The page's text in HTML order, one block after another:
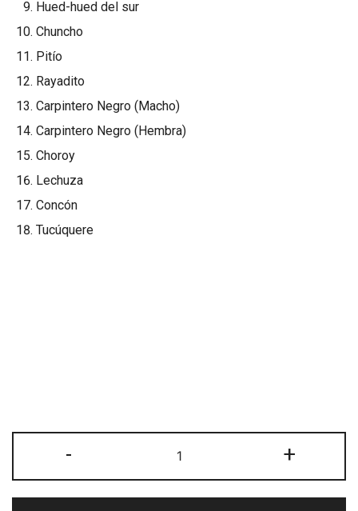
Hued-hued del sur
Chuncho
Pitío
Rayadito
Carpintero Negro (Macho)
Carpintero Negro (Hembra)
Choroy
Lechuza
Concón
Tucúquere
-
Aves
de
+